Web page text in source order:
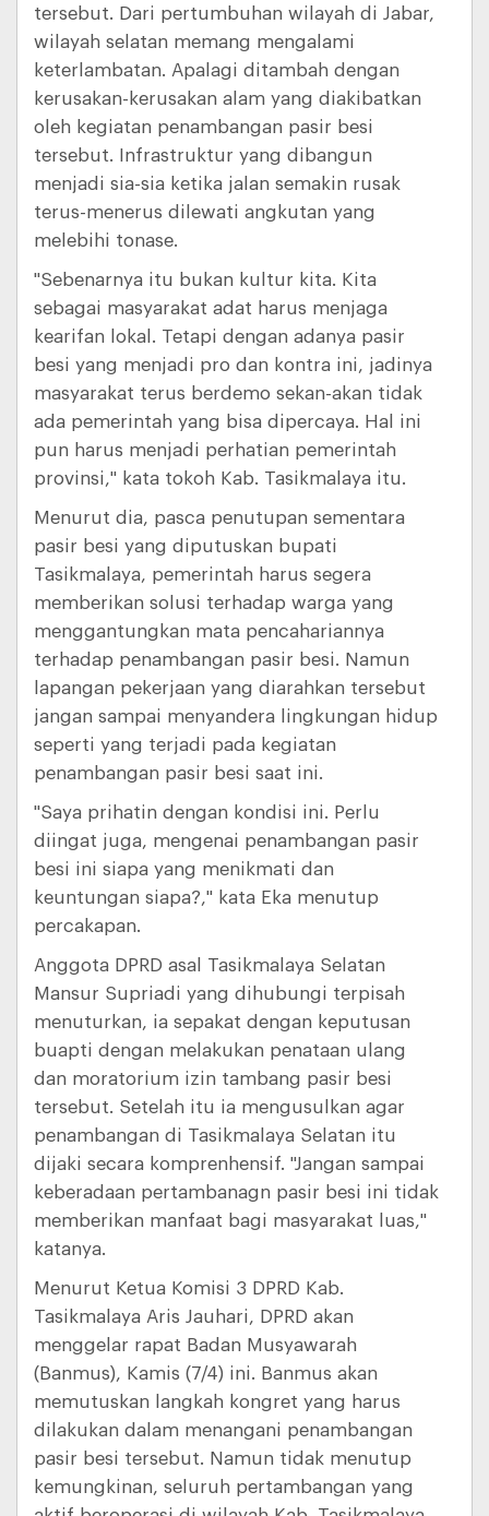
tersebut. Dari pertumbuhan wilayah di Jabar,
wilayah selatan memang mengalami
keterlambatan. Apalagi ditambah dengan
kerusakan-kerusakan alam yang diakibatkan
oleh kegiatan penambangan pasir besi
tersebut. Infrastruktur yang dibangun
menjadi sia-sia ketika jalan semakin rusak
terus-menerus dilewati angkutan yang
melebihi tonase.
"Sebenarnya itu bukan kultur kita. Kita
sebagai masyarakat adat harus menjaga
kearifan lokal. Tetapi dengan adanya pasir
besi yang menjadi pro dan kontra ini, jadinya
masyarakat terus berdemo sekan-akan tidak
ada pemerintah yang bisa dipercaya. Hal ini
pun harus menjadi perhatian pemerintah
provinsi," kata tokoh Kab. Tasikmalaya itu.
Menurut dia, pasca penutupan sementara
pasir besi yang diputuskan bupati
Tasikmalaya, pemerintah harus segera
memberikan solusi terhadap warga yang
menggantungkan mata pencahariannya
terhadap penambangan pasir besi. Namun
lapangan pekerjaan yang diarahkan tersebut
jangan sampai menyandera lingkungan hidup
seperti yang terjadi pada kegiatan
penambangan pasir besi saat ini.
"Saya prihatin dengan kondisi ini. Perlu
diingat juga, mengenai penambangan pasir
besi ini siapa yang menikmati dan
keuntungan siapa?," kata Eka menutup
percakapan.
Anggota DPRD asal Tasikmalaya Selatan
Mansur Supriadi yang dihubungi terpisah
menuturkan, ia sepakat dengan keputusan
buapti dengan melakukan penataan ulang
dan moratorium izin tambang pasir besi
tersebut. Setelah itu ia mengusulkan agar
penambangan di Tasikmalaya Selatan itu
dijaki secara komprenhensif. "Jangan sampai
keberadaan pertambanagn pasir besi ini tidak
memberikan manfaat bagi masyarakat luas,"
katanya.
Menurut Ketua Komisi 3 DPRD Kab.
Tasikmalaya Aris Jauhari, DPRD akan
menggelar rapat Badan Musyawarah
(Banmus), Kamis (7/4) ini. Banmus akan
memutuskan langkah kongret yang harus
dilakukan dalam menangani penambangan
pasir besi tersebut. Namun tidak menutup
kemungkinan, seluruh pertambangan yang